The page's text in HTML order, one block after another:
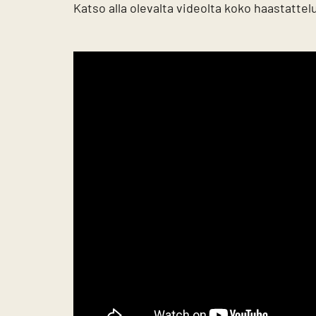
Katso alla olevalta videolta koko